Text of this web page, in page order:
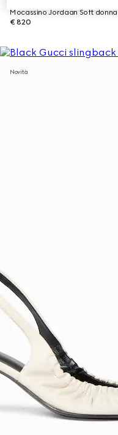
Mocassino Jordaan Soft donna
€ 820
Novità